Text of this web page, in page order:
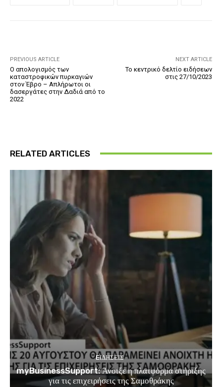
PREVIOUS ARTICLE
Ο απολογισμός των
καταστροφικών πυρκαγιών
στον Έβρο – Απλήρωτοι οι
δασεργάτες στην Δαδιά από το
2022
NEXT ARTICLE
Το κεντρικό δελτίο ειδήσεων
στις 27/10/2023
RELATED ARTICLES
EΙΔΗΣΕΙΣ
myBusinessSupport: Άνοιξε η πλατφόρμα στήριξης
για τις επιχειρήσεις της Σαμοθράκης